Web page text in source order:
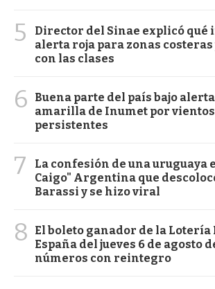
5
Director del Sinae explicó qué
alerta roja para zonas costeras
con las clases
6
Buena parte del país bajo
amarilla de Inumet por
persistentes
7
La confesión de una uruguaya
Caigo" Argentina que
Barassi y se hizo viral
8
El boleto ganador de la Lotería
España del jueves 6 de agosto
números con reintegro